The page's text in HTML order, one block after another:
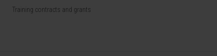
Training contracts and grants